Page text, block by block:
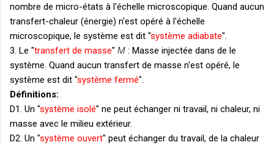
nombre de micro-états à l'échelle microscopique. Quand aucun
transfert-chaleur (énergie) n'est opéré à l'échelle
microscopique, le système est dit "système adiabate".
3. Le "transfert de masse" M : Masse injectée dans de le
système. Quand aucun transfert de masse n'est opéré, le
système est dit "système fermé".
Définitions:
D1. Un "système isolé" ne peut échanger ni travail, ni chaleur, ni
masse avec le milieu extérieur.
D2. Un "système ouvert" peut échanger du travail, de la chaleur